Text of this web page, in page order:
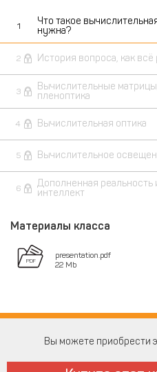
1
Что такое
нужна?
2 История вопроса, как
3
Вычислительные
пленоптика
4 Вычислительная оптика
5 Вычислительное
6
Дополненная реальность
интеллект
Материалы класса
presentation.pdf
22 Mb
Вы можете приобрести